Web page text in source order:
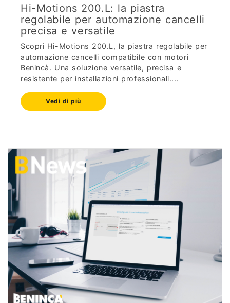
Hi-Motions 200.L: la piastra
regolabile per automazione cancelli
precisa e versatile
Scopri Hi-Motions 200.L, la piastra regolabile per
automazione cancelli compatibile con motori
Benincà. Una soluzione versatile, precisa e
resistente per installazioni professionali....
Vedi di più